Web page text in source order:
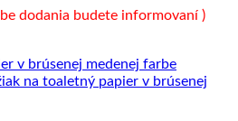
dodania budete informovaní )